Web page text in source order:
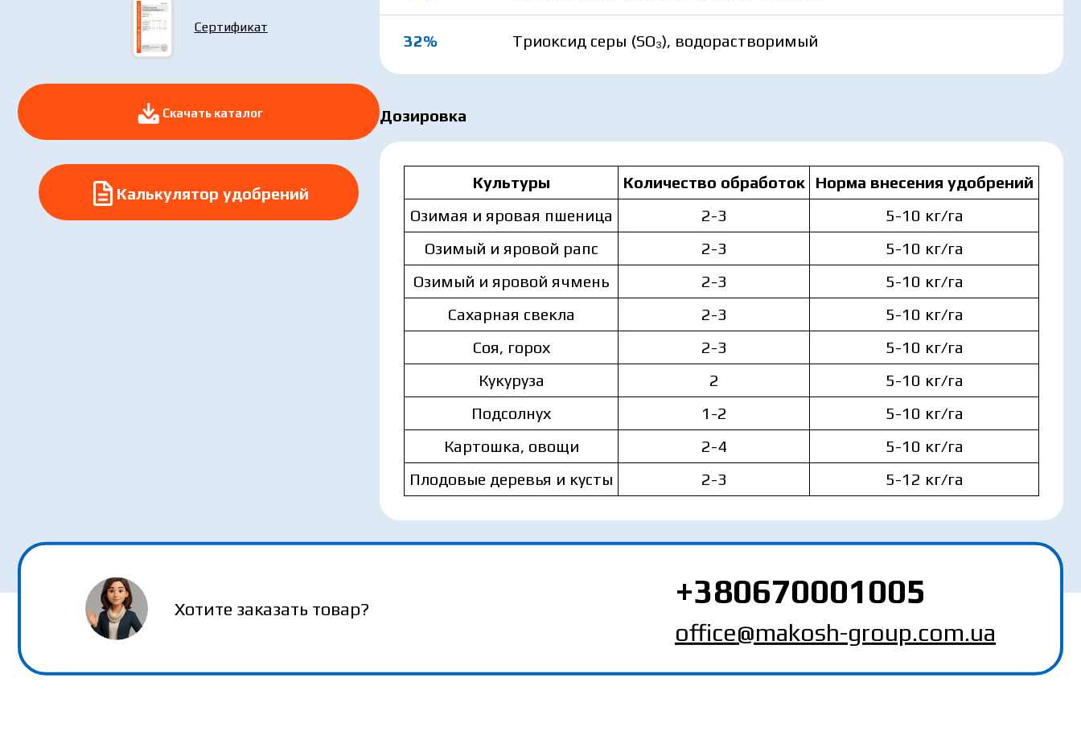
Сертификат
Скачать каталог
Скачать каталог
Калькулятор удобрений
32% Триоксид серы (SO₃), водорастворимый
Дозировка
Культуры Количество обработок
Норма внесения удобрений
Озимая и яровая пшеница
2-3
5-10 кг/га
Озимый и яровой рапс
2-3
5-10 кг/га
Озимый и яровой ячмень
2-3
5-10 кг/га
Сахарная свекла
2-3
5-10 кг/га
Соя, горох
2-3
5-10 кг/га
Кукуруза
2
5-10 кг/га
Подсолнух
1-2
5-10 кг/га
Картошка, овощи
2-4
5-10 кг/га
Плодовые деревья и кусты
2-3 5-12 кг/га
MAKOSH Хотите заказать товар? +380670001005
office@makosh-group.com.ua
Отправить заявку сейчас
Отправить заявку сейчас